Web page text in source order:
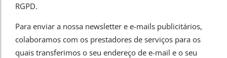
RGPD.
Para enviar a nossa newsletter e e-mails publicitários,
colaboramos com os prestadores de serviços para os
quais transferimos o seu endereço de e-mail e o seu